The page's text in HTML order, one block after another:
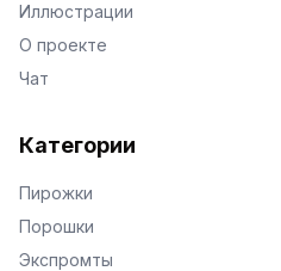
Иллюстрации
О проекте
Чат
Категории
Пирожки
Порошки
Экспромты